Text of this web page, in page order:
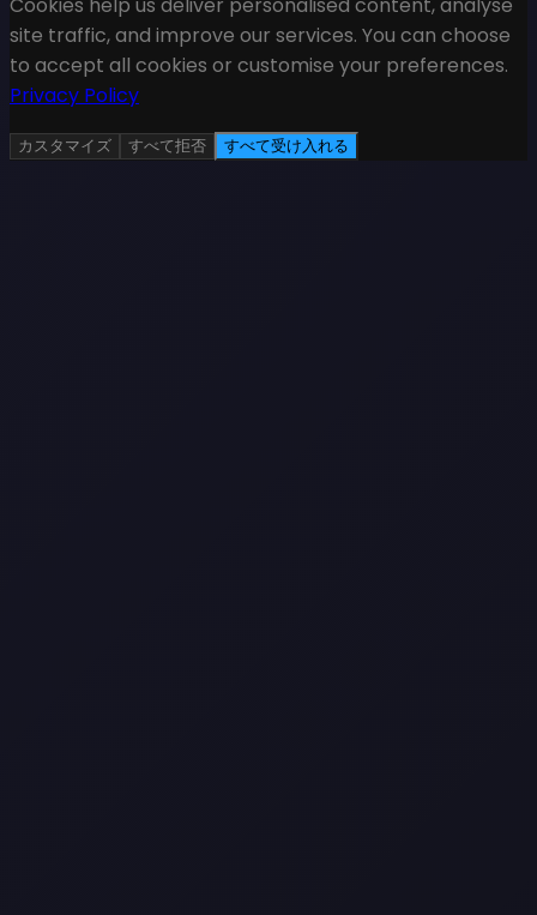
Cookies help us deliver personalised content, analyse
site traffic, and improve our services. You can choose
to accept all cookies or customise your preferences.
Privacy Policy
カスタマイズ すべて拒否 すべて受け入れる